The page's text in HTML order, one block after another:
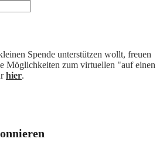
Spende unterstützen wollt, freuen
Möglichkeiten zum virtuellen "auf einen
hier.